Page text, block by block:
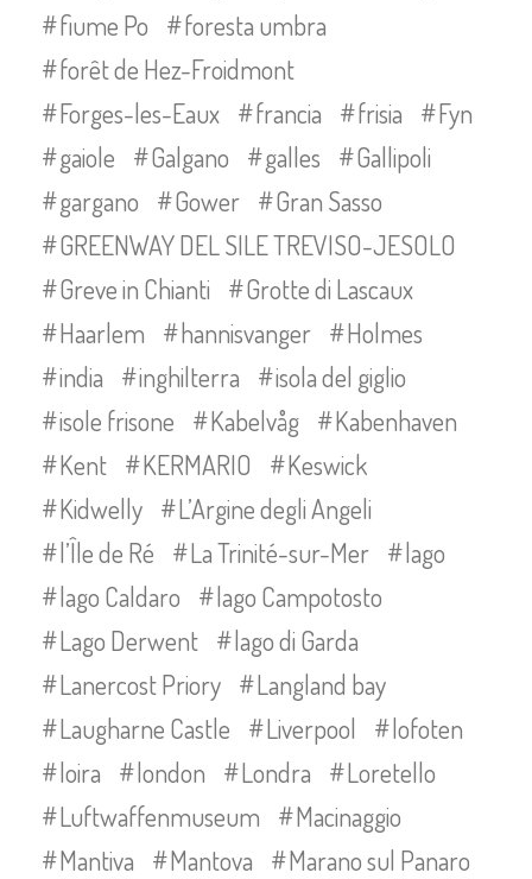
fiume Po
foresta umbra
forêt de Hez-Froidmont
Forges-les-Eaux
francia frisia
Fyn
gaiole
Galgano galles
Gallipoli
gargano
Gower
Gran Sasso
GREENWAY DEL SILE TREVISO-JESOLO
Greve in Chianti
Grotte di Lascaux
Haarlem
hannisvanger
Holmes
india
inghilterra
isola del giglio
isole frisone
Kabelvåg
Kabenhaven
Kent
KERMARIO
Keswick
Kidwelly
L’Argine degli Angeli
l’Île de Ré
La Trinité-sur-Mer
lago
lago Caldaro
lago Campotosto
Lago Derwent
lago di Garda
Lanercost Priory
Langland bay
Laugharne Castle
Liverpool
lofoten
loira
london Londra
Loretello
Luftwaffenmuseum
Macinaggio
Mantiva
Mantova
Marano sul Panaro